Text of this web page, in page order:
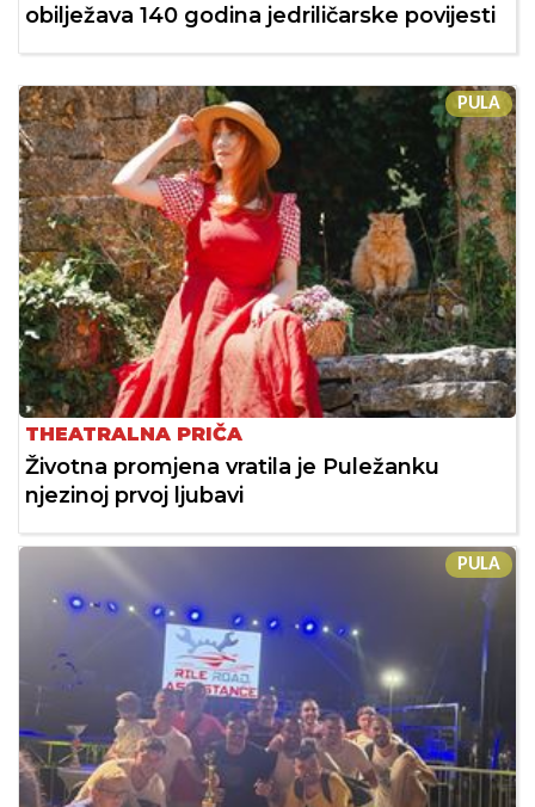
obilježava 140 godina jedriličarske povijesti
PULA
THEATRALNA PRIČA
Životna promjena vratila je Puležanku
njezinoj prvoj ljubavi
PULA